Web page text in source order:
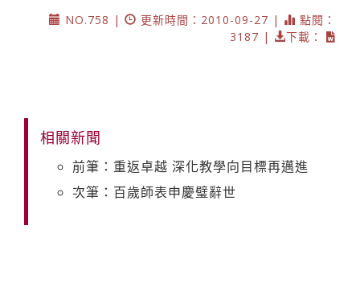
NO.758 |
更新時間：2010-09-27 |
點閱：
3187 |
下載：
相關新聞
前筆：重返卓越 深化教學向目標再邁進
次筆：百歲師表申慶璧辭世